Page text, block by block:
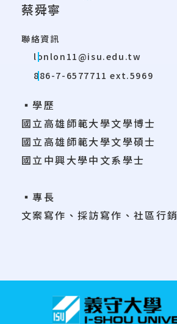
蔡舜寧
聯絡資訊
lonlon11@isu.edu.tw
886-7-6577711 ext.5969
▪學歷
國立高雄師範大學文學博士
國立高雄師範大學文學碩士
國立中興大學中文系學士
▪專長
文案寫作、採訪寫作、社區行銷